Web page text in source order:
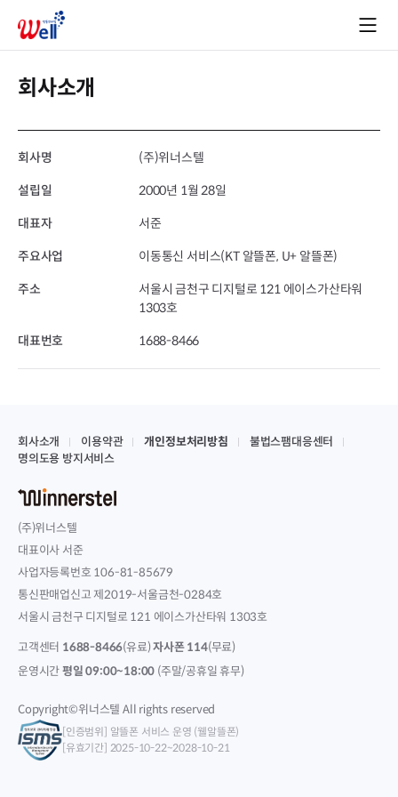
회사소개
회사명 (주)위너스텔
설립일 2000년 1월 28일
대표자 서준
주요사업 이동통신 서비스(KT 알뜰폰, U+ 알뜰폰)
주소
서울시 금천구 디지털로 121 에이스가산타워
1303호
대표번호 1688-8466
회사소개 이용약관 개인정보처리방침
불법스팸대응센터
명의도용 방지서비스
(주)위너스텔
대표이사 서준
사업자등록번호 106-81-85679
통신판매업신고 제2019-서울금천-0284호
서울시 금천구 디지털로 121 에이스가산타워 1303호
고객센터 1688-8466(유료)자사폰 114(무료)
운영시간평일 09:00~18:00 (주말/공휴일 휴무)
Copyright©위너스텔 All rights reserved
[인증범위] 알뜰폰 서비스 운영 (웰알뜰폰)
[유효기간] 2025-10-22~2028-10-21